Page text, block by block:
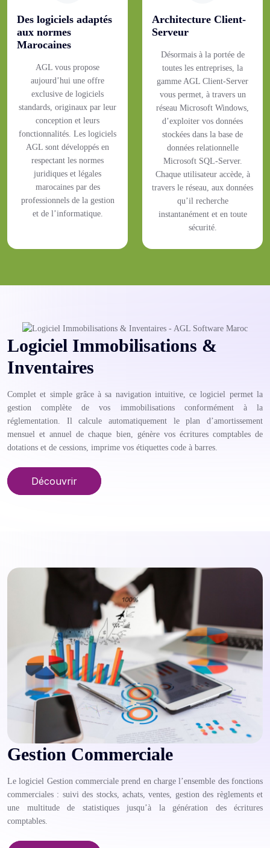
Des logiciels adaptés
aux normes
Marocaines
AGL vous propose
aujourd’hui une offre
exclusive de logiciels
standards, originaux par leur
conception et leurs
fonctionnalités. Les logiciels
AGL sont développés en
respectant les normes
juridiques et légales
marocaines par des
professionnels de la gestion
et de l’informatique.
Architecture Client-
Serveur
Désormais à la portée de
toutes les entreprises, la
gamme AGL Client-Server
vous permet, à travers un
réseau Microsoft Windows,
d’exploiter vos données
stockées dans la base de
données relationnelle
Microsoft SQL-Server.
Chaque utilisateur accède, à
travers le réseau, aux données
qu’il recherche
instantanément et en toute
sécurité.
Logiciel Immobilisations &
Inventaires
Complet et simple grâce à sa navigation intuitive, ce logiciel permet la
gestion complète de vos immobilisations conformément à la
réglementation. Il calcule automatiquement le plan d’amortissement
mensuel et annuel de chaque bien, génère vos écritures comptables de
dotations et de cessions, imprime vos étiquettes code à barres.
Découvrir
Gestion Commerciale
Le logiciel Gestion commerciale prend en charge l’ensemble des fonctions
commerciales : suivi des stocks, achats, ventes, gestion des règlements et
une multitude de statistiques jusqu’à la génération des écritures
comptables.